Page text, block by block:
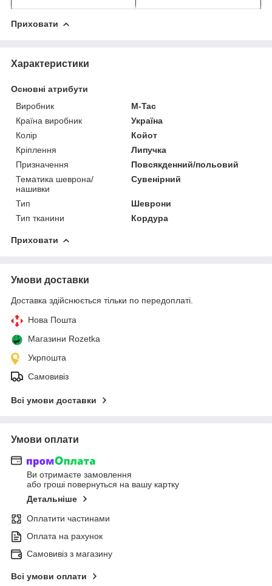
Приховати
Характеристики
Основні атрибути
Виробник
M-Tac
Країна виробник
Україна
Колір
Койот
Кріплення
Липучка
Призначення
Повсякденний/польовий
Тематика шеврона/
нашивки
Сувенірний
Тип
Шеврони
Тип тканини
Кордура
Приховати
Умови доставки
Доставка здійснюється тільки по передоплаті.
Нова Пошта
Магазини Rozetka
Укрпошта
Самовивіз
Всі умови доставки
Умови оплати
Ви отримаєте замовлення
або гроші повернуться на вашу картку
Детальніше
Оплатити частинами
Оплата на рахунок
Самовивіз з магазину
Всі умови оплати